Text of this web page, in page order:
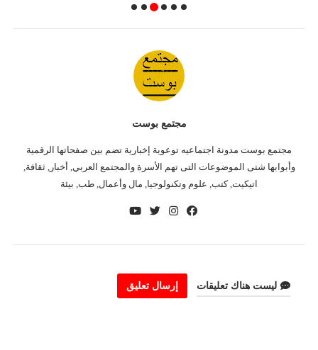
مجتمع بوست
مجتمع بوست مدونة اجتماعيه توعوية إخبارية تضم بين صفحاتها الرقمية
وأبوابها شتى الموضوعات التى تهم الأسرة والمجتمع العربي, أخبار, ثقافة,
اتيكيت, كتب, علوم وتكنولوجيا, مال وأعمال, طب, بيئة
ليست هناك تعليقات إرسال تعليق